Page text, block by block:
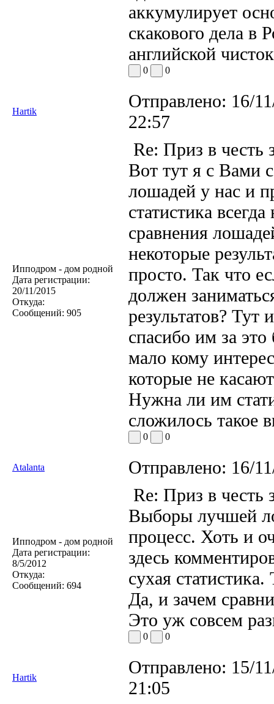
аккумулирует
скакового дела в
английской
0 0
Hartik
Отправлено: 16/
22:57
Ипподром - дом родной
Дата регистрации:
20/11/2015
Откуда:
Сообщений: 905
Re: Приз в честь
Вот тут я с Вами
лошадей у нас и
статистика
сравнения
некоторые
просто. Так что
должен
результатов?
спасибо им за
мало кому
которые не
Нужна ли им
сложилось такое
0 0
Atalanta Отправлено: 16/
Ипподром - дом родной
Дата регистрации:
8/5/2012
Откуда:
Сообщений: 694
Re: Приз в честь
Выборы лучшей
процесс. Хоть и
здесь
сухая
Да, и зачем
Это уж совсем
0 0
Hartik
Отправлено: 15/
21:05